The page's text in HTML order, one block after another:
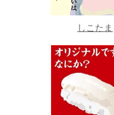
しこたま